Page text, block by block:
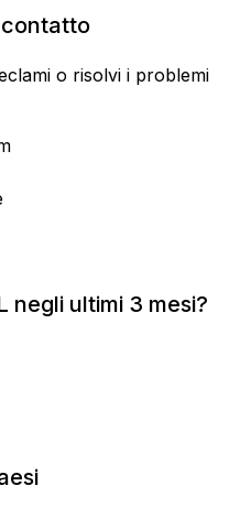
contatto
o risolvi i problemi
negli ultimi 3 mesi?